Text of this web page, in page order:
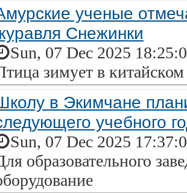
ученые
Снежинки
Sun, 07 Dec 2025
зимует в китайском
в Экимчане
учебного
Sun, 07 Dec 2025
образовательного